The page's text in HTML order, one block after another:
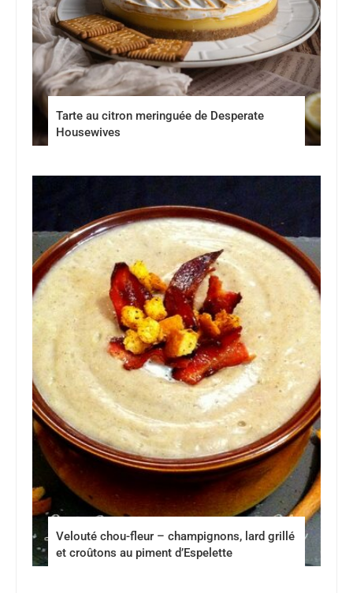
Tarte au citron meringuée de Desperate
Housewives
Velouté chou-fleur – champignons, lard grillé
et croûtons au piment d’Espelette